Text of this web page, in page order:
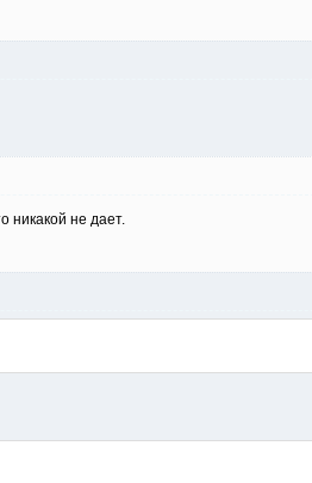
никакой не дает.